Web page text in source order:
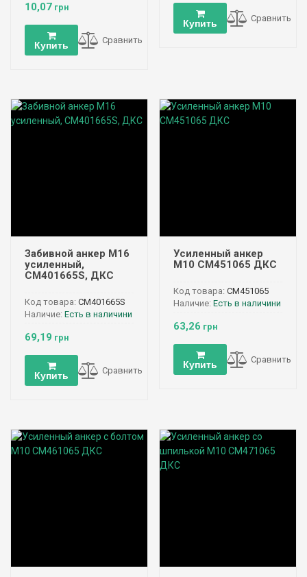
10,07 грн
Купить Сравнить
Купить Сравнить
Забивной анкер М16
усиленный,
CM401665S, ДКС
Код товара: CM401665S
Наличие: Есть в наличини
69,19 грн
Купить Сравнить
Усиленный анкер
М10 CM451065 ДКС
Код товара: CM451065
Наличие: Есть в наличини
63,26 грн
Купить Сравнить